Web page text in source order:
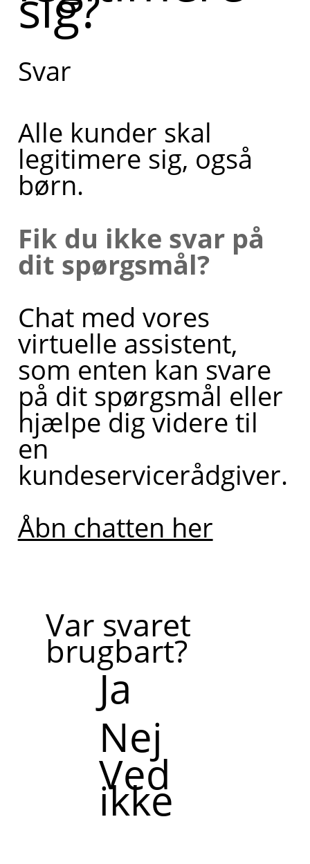
Svar
Alle kunder skal
legitimere sig, også
børn.
Fik du ikke svar på
dit spørgsmål?
Chat med vores
virtuelle assistent,
som enten kan svare
på dit spørgsmål eller
hjælpe dig videre til
en
kundeservicerådgiver.
Åbn chatten her
Var svaret
brugbart?
Ja
Nej
Ved
ikke
dit barn
legitimere
fortælle
lidt mere
om, hvad
brug for
hjælp til?